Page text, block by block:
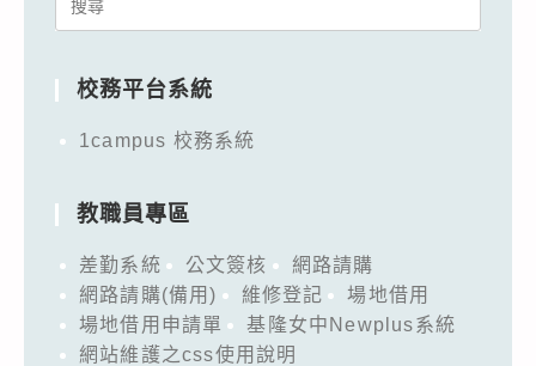
校務平台系統
1campus 校務系統
教職員專區
差勤系統 公文簽核
網路請購
網路請購(備用)
維修登記
場地借用
場地借用申請單
基隆女中Newplus系統
網站維護之css使用說明